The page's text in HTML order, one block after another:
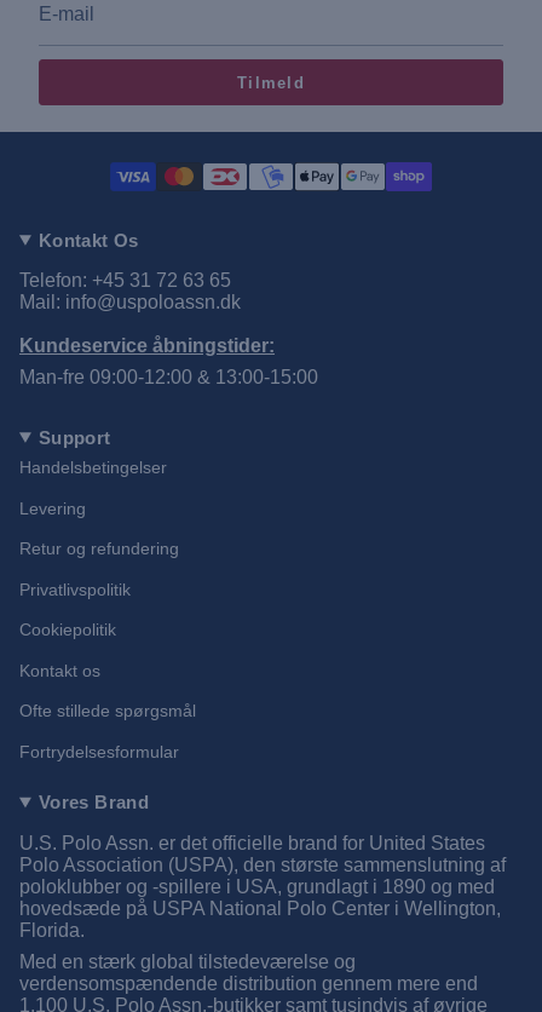
Tilmeld
Kontakt Os
Telefon: +45 31 72 63 65
Mail: info@uspoloassn.dk
Kundeservice åbningstider:
Man-fre 09:00-12:00 & 13:00-15:00
Support
Handelsbetingelser
Levering
Retur og refundering
Privatlivspolitik
Cookiepolitik
Kontakt os
Ofte stillede spørgsmål
Fortrydelsesformular
Vores Brand
U.S. Polo Assn. er det officielle brand for United States
Polo Association (USPA), den største sammenslutning af
poloklubber og -spillere i USA, grundlagt i 1890 og med
hovedsæde på USPA National Polo Center i Wellington,
Florida.
Med en stærk global tilstedeværelse og
verdensomspændende distribution gennem mere end
1.100 U.S. Polo Assn.-butikker samt tusindvis af øvrige